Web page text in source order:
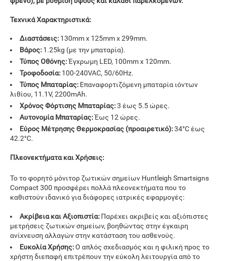
Τεχνικά Χαρακτηριστικά:
Διαστάσεις: 130mm x 125mm x 299mm.
Βάρος: 1.25kg (με την μπαταρία).
Τύπος Οθόνης:Έγχρωμη LED, 100mm x 120mm.
Τροφοδοσία: 100-240VAC, 50/60Hz.
Τύπος Μπαταρίας: Επαναφορτιζόμενη μπαταρία ιόντων
λιθίου, 11.1V, 2200mAh.
Χρόνος Φόρτισης Μπαταρίας:3 έως 5.5 ώρες.
Αυτονομία Μπαταρίας:Έως 12 ώρες.
Εύρος Μέτρησης Θερμοκρασίας (προαιρετικό):34°C έως
42.2°C.
Πλεονεκτήματα και Χρήσεις:
Το το φορητό μόνιτορ ζωτικών σημείων Huntleigh Smartsigns
Compact 300 προσφέρει πολλά πλεονεκτήματα που το
καθιστούν ιδανικό για διάφορες ιατρικές εφαρμογές:
Ακρίβεια και Αξιοπιστία: Παρέχει ακριβείς και αξιόπιστες
μετρήσεις ζωτικών σημείων, βοηθώντας στην έγκαιρη
ανίχνευση αλλαγών στην κατάσταση του ασθενούς.
Ευκολία Χρήσης:Ο απλός σχεδιασμός και η φιλική προς το
χρήστη διεπαφή επιτρέπουν την εύκολη λειτουργία από το